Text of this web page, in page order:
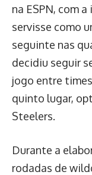
na ESPN, com
servisse como
seguinte nas
decidiu seguir
jogo entre
quinto lugar,
Steelers.
Durante a
rodadas de